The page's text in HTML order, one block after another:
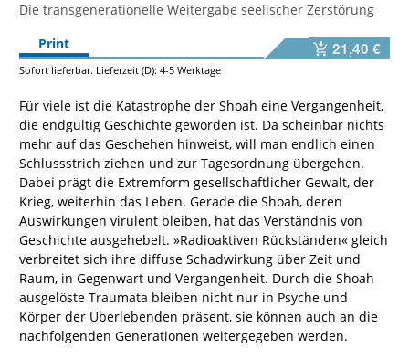
Die transgenerationelle Weitergabe seelischer Zerstörung
Print
21,40 €
Sofort lieferbar. Lieferzeit (D): 4-5 Werktage
Für viele ist die Katastrophe der Shoah eine Vergangenheit,
die endgültig Geschichte geworden ist. Da scheinbar nichts
mehr auf das Geschehen hinweist, will man endlich einen
Schlussstrich ziehen und zur Tagesordnung übergehen.
Dabei prägt die Extremform gesellschaftlicher Gewalt, der
Krieg, weiterhin das Leben. Gerade die Shoah, deren
Auswirkungen virulent bleiben, hat das Verständnis von
Geschichte ausgehebelt. »Radioaktiven Rückständen« gleich
verbreitet sich ihre diffuse Schadwirkung über Zeit und
Raum, in Gegenwart und Vergangenheit. Durch die Shoah
ausgelöste Traumata bleiben nicht nur in Psyche und
Körper der Überlebenden präsent, sie können auch an die
nachfolgenden Generationen weitergegeben werden.